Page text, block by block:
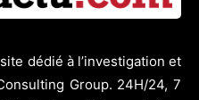
dédié à l’investigation et
Group. 24H/24, 7